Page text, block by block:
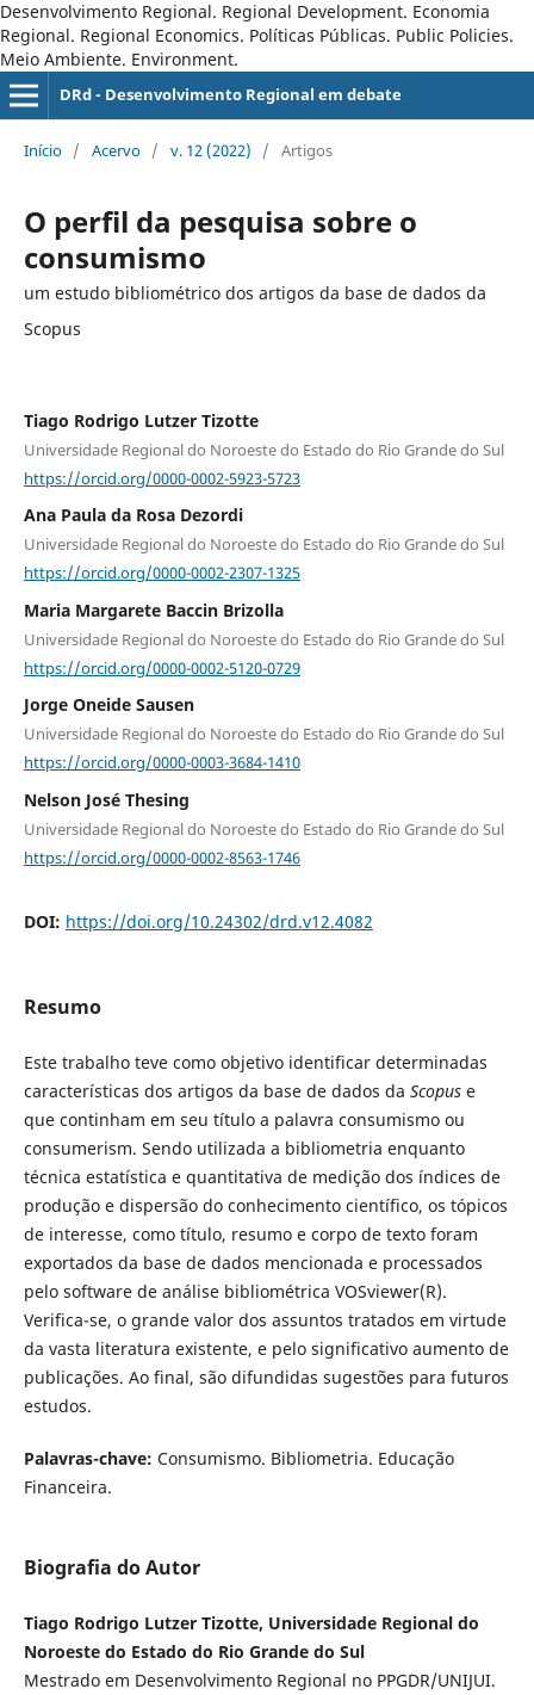
Desenvolvimento Regional. Regional Development. Economia
Regional. Regional Economics. Políticas Públicas. Public Policies.
Meio Ambiente. Environment.
DRd - Desenvolvimento Regional em debate
Início / Acervo / v. 12 (2022) / Artigos
O perfil da pesquisa sobre o
consumismo
um estudo bibliométrico dos artigos da base de dados da
Scopus
Tiago Rodrigo Lutzer Tizotte
Universidade Regional do Noroeste do Estado do Rio Grande do Sul
https://orcid.org/0000-0002-5923-5723
Ana Paula da Rosa Dezordi
Universidade Regional do Noroeste do Estado do Rio Grande do Sul
https://orcid.org/0000-0002-2307-1325
Maria Margarete Baccin Brizolla
Universidade Regional do Noroeste do Estado do Rio Grande do Sul
https://orcid.org/0000-0002-5120-0729
Jorge Oneide Sausen
Universidade Regional do Noroeste do Estado do Rio Grande do Sul
https://orcid.org/0000-0003-3684-1410
Nelson José Thesing
Universidade Regional do Noroeste do Estado do Rio Grande do Sul
https://orcid.org/0000-0002-8563-1746
DOI: https://doi.org/10.24302/drd.v12.4082
Resumo
Este trabalho teve como objetivo identificar determinadas
características dos artigos da base de dados da Scopuse
que continham em seu título a palavra consumismo ou
consumerism. Sendo utilizada a bibliometria enquanto
técnica estatística e quantitativa de medição dos índices de
produção e dispersão do conhecimento científico, os tópicos
de interesse, como título, resumo e corpo de texto foram
exportados da base de dados mencionada e processados
pelo software de análise bibliométrica VOSviewer(R).
Verifica-se, o grande valor dos assuntos tratados em virtude
da vasta literatura existente, e pelo significativo aumento de
publicações. Ao final, são difundidas sugestões para futuros
estudos.
Palavras-chave: Consumismo. Bibliometria. Educação
Financeira.
Biografia do Autor
Tiago Rodrigo Lutzer Tizotte, Universidade Regional do
Noroeste do Estado do Rio Grande do Sul
Mestrado em Desenvolvimento Regional no PPGDR/UNIJUI.